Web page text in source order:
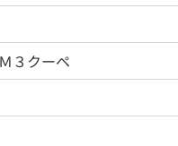
Ｍ３クーペ